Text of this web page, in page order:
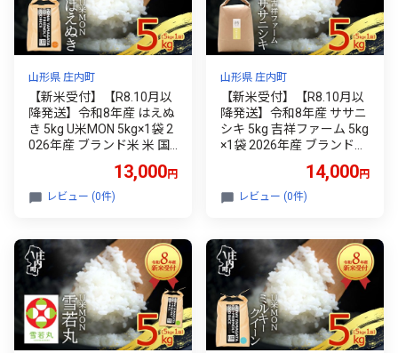
山形県 庄内町
【新米受付】【R8.10月以
降発送】令和8年産 はえぬ
き 5kg U米MON 5kg×1袋 2
026年産 ブランド米 米 国
野 コシヒカリの原点、亀
の尾発祥の地 庄内
13,000円
レビュー (0件)
山形県 庄内町
【新米受付】【R8.10月以
降発送】令和8年産 ササニ
シキ 5kg 吉祥ファーム 5kg
×1袋 2026年産 ブランド米
内平野 コシヒカリの原
点、亀の尾発祥の地 庄内
14,000円
レビュー (0件)